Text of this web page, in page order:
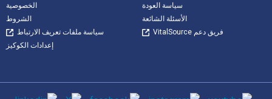
سياسة العودة
الأسئلة الشائعة
فريق دعم VitalSource
الخصوصية
الشروط
سياسة ملفات تعريف الارتباط
إعدادات الكوكيز